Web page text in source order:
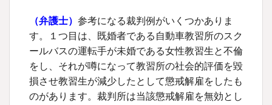
（弁護士） 参考になる裁判例がいくつかありま
す。１つ目は、既婚者である自動車教習所のスク
ールバスの運転手が未婚である女性教習生と不倫
をし、それが噂になって教習所の社会的評価を毀
損させ教習生が減少したとして懲戒解雇をしたも
のがあります。裁判所は当該懲戒解雇を無効とし